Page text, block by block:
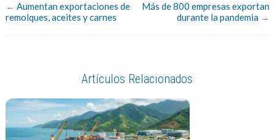
← Aumentan exportaciones de
remolques, aceites y carnes
Más de 800 empresas exportan
durante la pandemia →
Artículos Relacionados